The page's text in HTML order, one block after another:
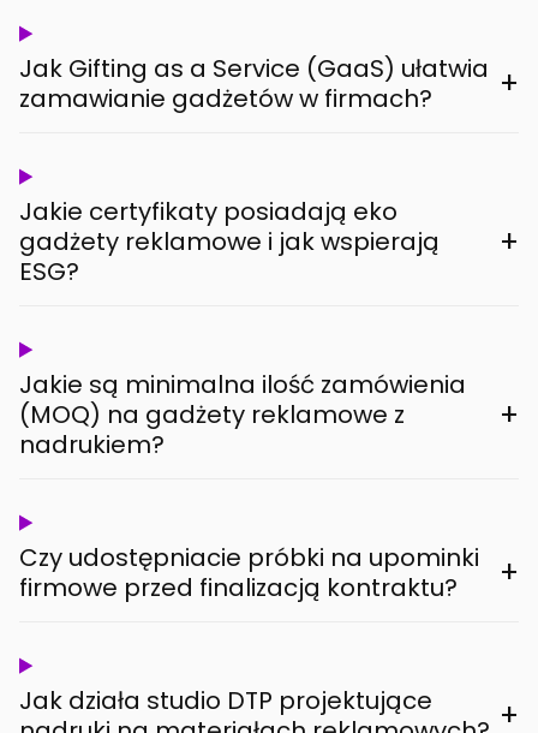
Jak Gifting as a Service (GaaS) ułatwia
zamawianie gadżetów w firmach?
+
Jakie certyfikaty posiadają eko
gadżety reklamowe i jak wspierają
ESG?
+
Jakie są minimalna ilość zamówienia
(MOQ) na gadżety reklamowe z
nadrukiem?
+
Czy udostępniacie próbki na upominki
firmowe przed finalizacją kontraktu?
+
Jak działa studio DTP projektujące
+